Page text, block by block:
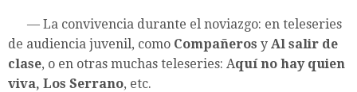
— La convivencia durante el noviazgo: en teleseries
de audiencia juvenil, como Compañeros y Al salir de
clase, o en otras muchas teleseries: Aquí no hay quien
viva, Los Serrano, etc.